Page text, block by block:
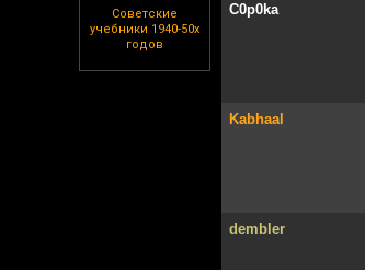
Советские
учебники 1940-50х
годов
C0p0ka
Kabhaal
dembler